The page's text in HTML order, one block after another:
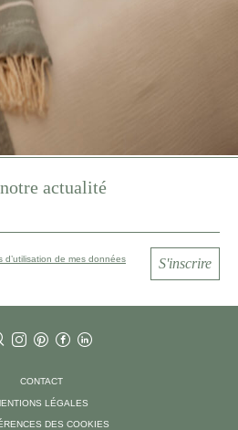
actualité
d’utilisation de mes données
S'inscrire
CONTACT
LÉGALES
DES COOKIES